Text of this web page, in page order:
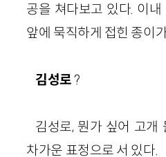
공을 쳐다보고 있다. 이
앞에 묵직하게 접힌 종이
김성로?
김성로, 뭔가 싶어 고개
차가운 표정으로 서 있다.